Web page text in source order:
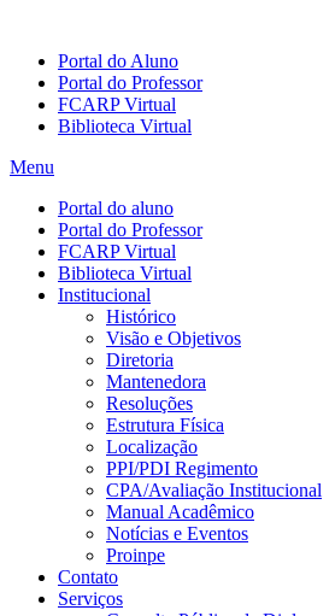
Portal do Aluno
Portal do Professor
FCARP Virtual
Biblioteca Virtual
Menu
Portal do aluno
Portal do Professor
FCARP Virtual
Biblioteca Virtual
Institucional
Histórico
Visão e Objetivos
Diretoria
Mantenedora
Resoluções
Estrutura Física
Localização
PPI/PDI Regimento
CPA/Avaliação Institucional
Manual Acadêmico
Notícias e Eventos
Proinpe
Contato
Serviços